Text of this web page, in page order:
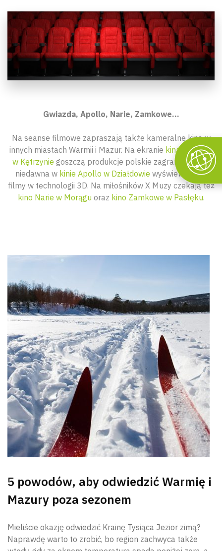
Gwiazda, Apollo, Narie, Zamkowe…
Na seanse filmowe zapraszają także kameralne kina w
innych miastach Warmii i Mazur. Na ekranie kina Gwiazda
w Kętrzynie goszczą produkcje polskie zagraniczne. Od
niedawna w kinie Apollo w Działdowie wyświetlane są
filmy w technologii 3D. Na miłośników X Muzy czekają też
kino Narie w Morągu oraz kino Zamkowe w Pasłęku.
5 powodów, aby odwiedzić Warmię i
Mazury poza sezonem
Mieliście okazję odwiedzić Krainę Tysiąca Jezior zimą?
Naprawdę warto to zrobić, bo region zachwyca także